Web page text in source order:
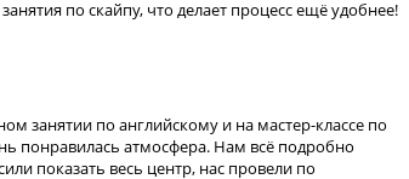
по скайпу, что делает процесс ещё удобнее!
занятии по английскому и на мастер-классе по
понравилась атмосфера. Нам всё подробно
показать весь центр, нас провели по